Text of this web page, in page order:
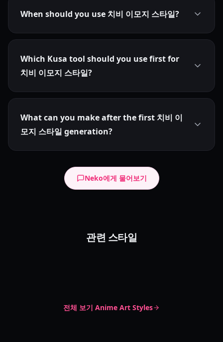
When should you use 치비 이모지 스타일?
Which Kusa tool should you use first for
치비 이모지 스타일?
What can you make after the first 치비 이
모지 스타일 generation?
Neko에게 물어보기
관련 스타일
전체 보기 Anime Art Styles